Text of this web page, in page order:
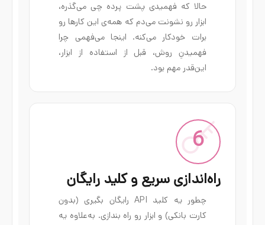
حالا که فهمیدی پشت پرده چی می‌گذره،
ابزار رو نشونت می‌دم که همه‌ی این کارها رو
برات خودکار می‌کنه. اینجا می‌فهمی چرا
فهمیدنِ روش، قبل از استفاده از ابزار،
این‌قدر مهم بود.
6
راه‌اندازی سریع و کلید رایگان
چطور یه کلید API رایگان بگیری (بدون
کارت بانکی) و ابزار رو راه بندازی. به‌علاوه یه